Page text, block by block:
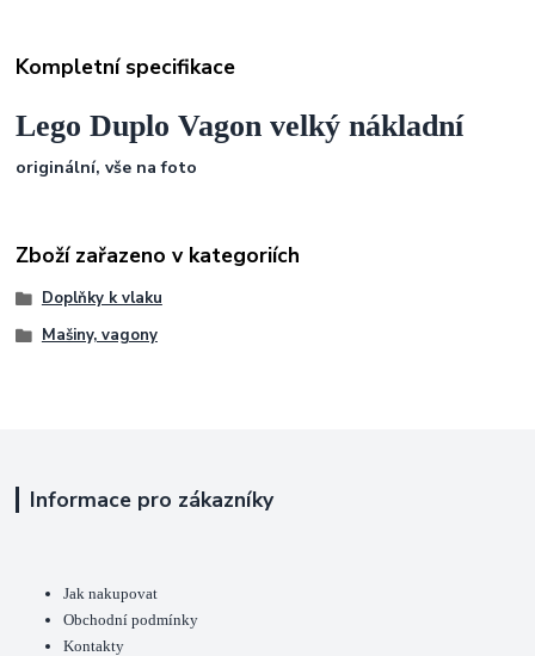
Kompletní specifikace
Lego Duplo Vagon velký nákladní
originální, vše na foto
Zboží zařazeno v kategoriích
Doplňky k vlaku
Mašiny, vagony
Informace pro zákazníky
Jak nakupovat
Obchodní podmínky
Kontakty